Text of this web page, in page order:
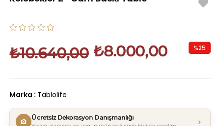
₺10.640,00 ₺8.000,00 %25
Marka : Tablolife
Ücretsiz Dekorasyon Danışmanlığı ›